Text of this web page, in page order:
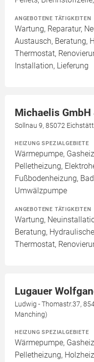
ANGEBOTENE TÄTIGKEITEN
Wartung, Reparatur,
Austausch, Beratung,
Thermostat,
Installation, Lieferung
Michaelis GmbH
Sollnau 9, 85072
HEIZUNG SPEZIALGEBIETE
Wärmepumpe,
Pelletheizung,
Fußbodenheizung,
Umwälzpumpe
ANGEBOTENE TÄTIGKEITEN
Wartung,
Beratung,
Thermostat,
Lugauer
Ludwig - Thomastr.37,
Manching)
HEIZUNG SPEZIALGEBIETE
Wärmepumpe,
Pelletheizung,